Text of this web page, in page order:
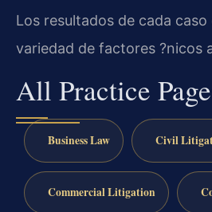
Los resultados de cada
variedad de factores ?nicos
All Practice
Business Law Civil
Commercial Litigation